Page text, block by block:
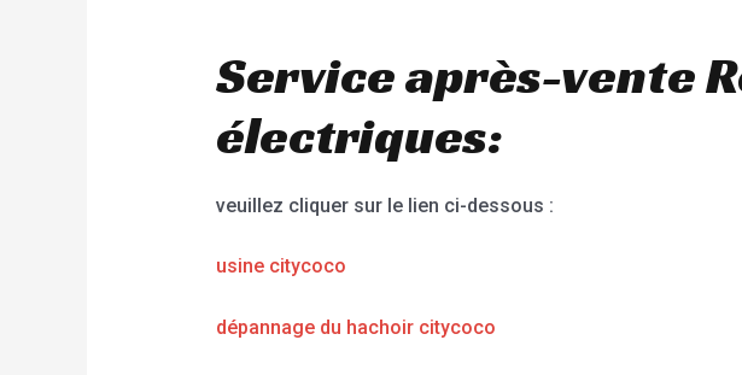
Service après-vente
électriques:
veuillez cliquer sur le lien ci-dessous :
usine citycoco
dépannage du hachoir citycoco